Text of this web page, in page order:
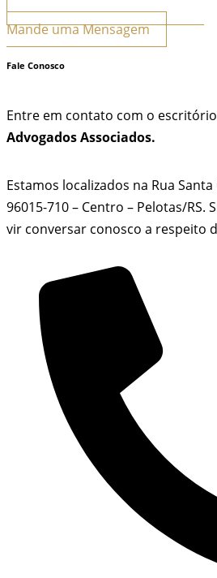
Mande uma Mensagem
Fale Conosco
Entre em contato com o escritório
Advogados Associados.
Estamos localizados na Rua Santa
96015-710 – Centro – Pelotas/RS.
vir conversar conosco a respeito